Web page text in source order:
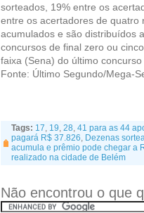
sorteados, 19% entre os
entre os acertadores de quatro
acumulados e são distribuídos
concursos de final zero ou
faixa (Sena) do último
Fonte: Último Segundo/Mega-
Tags: 17, 19, 28, 41 para as 44
pagará R$ 37.826, Dezenas
acumula e prêmio pode chegar a
realizado na cidade de Belém
Não encontrou o que